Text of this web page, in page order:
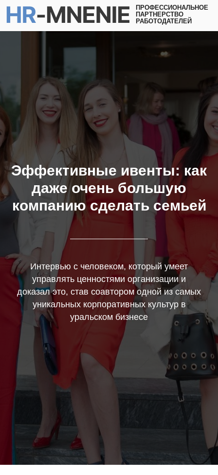
ПРОФЕССИОНАЛЬНОЕ
ПАРТНЕРСТВО
РАБОТОДАТЕЛЕЙ
Эффективные ивенты: как
даже очень большую
компанию сделать семьей
Интервью с человеком, который умеет
управлять ценностями организации и
доказал это, став соавтором одной из самых
уникальных корпоративных культур в
уральском бизнесе